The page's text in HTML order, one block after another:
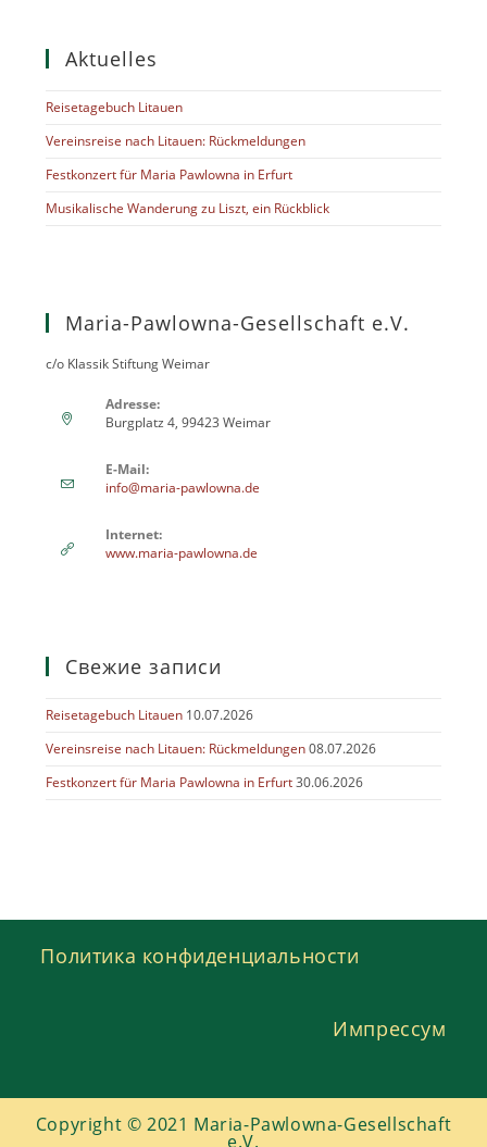
Aktuelles
Reisetagebuch Litauen
Vereinsreise nach Litauen: Rückmeldungen
Festkonzert für Maria Pawlowna in Erfurt
Musikalische Wanderung zu Liszt, ein Rückblick
Maria-Pawlowna-Gesellschaft e.V.
c/o Klassik Stiftung Weimar
Adresse:
Burgplatz 4, 99423 Weimar
E-Mail:
info@maria-pawlowna.de
Internet:
www.maria-pawlowna.de
Свежие записи
Reisetagebuch Litauen 10.07.2026
Vereinsreise nach Litauen: Rückmeldungen 08.07.2026
Festkonzert für Maria Pawlowna in Erfurt 30.06.2026
Политика конфиденциальности
Импрессум
Copyright © 2021 Maria-Pawlowna-Gesellschaft
e.V.